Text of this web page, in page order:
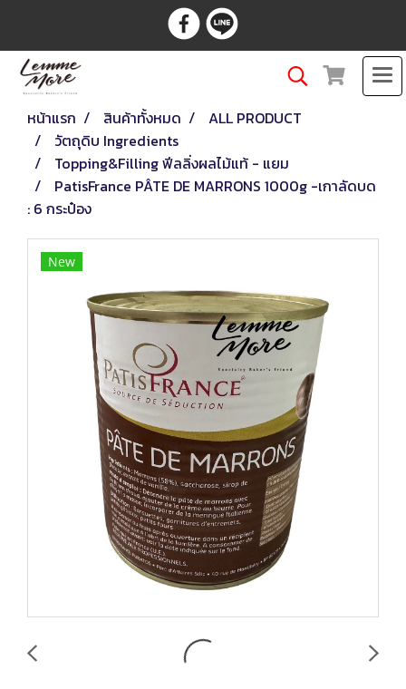
หน้าแรก สินค้าทั้งหมด
ALL PRODUCT
วัตถุดิบ Ingredients
Topping&Filling ฟีลลิ่งผลไม้แท้ - แยม
PatisFrance PÂTE DE MARRONS 1000g -เกาลัดบด
: 6 กระป๋อง
New